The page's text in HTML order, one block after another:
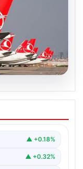
Eden
temel bir▲ +0.18%
▲ +0.32%